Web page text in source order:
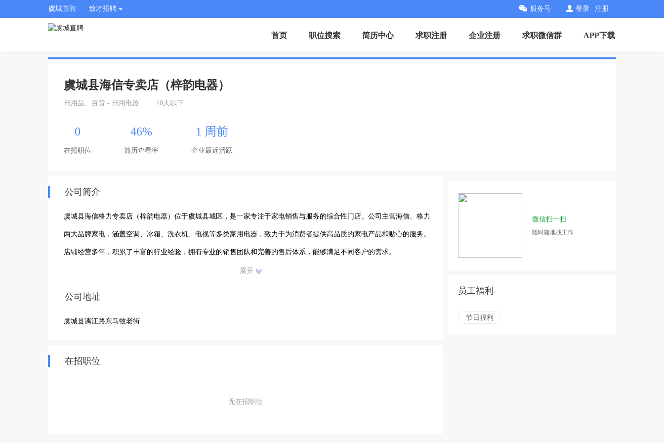
虞城直聘 致才招聘 服务号 登录 注册
首页 职位搜索 简历中心 求职注册 企业注册 求职微信群 APP下载
虞城县海信专卖店（梓韵电器）
日用品、百货 - 日用电器 10人以下
0
在招职位
46%
简历查看率
1 周前
企业最近活跃
公司简介
虞城县海信格力专卖店（梓韵电器）位于虞城县城区，是一家专注于家电销售与服务的综合性门店。公司主营海信、格力
两大品牌家电，涵盖空调、冰箱、洗衣机、电视等多类家用电器，致力于为消费者提供高品质的家电产品和贴心的服务。
店铺经营多年，积累了丰富的行业经验，拥有专业的销售团队和完善的售后体系，能够满足不同客户的需求。
展开
公司地址
虞城县漓江路东马牧老街
在招职位
无在招职位
微信扫一扫
随时随地找工作
员工福利
节日福利